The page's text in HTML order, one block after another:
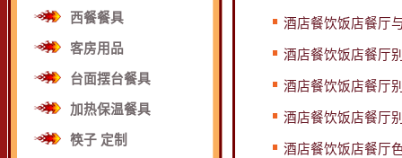
西餐餐具
客房用品
台面摆台餐具
加热保温餐具
筷子 定制
酒店餐饮饭店餐厅
酒店餐饮饭店餐厅
酒店餐饮饭店餐厅
酒店餐饮饭店餐厅
酒店餐饮饭店餐厅